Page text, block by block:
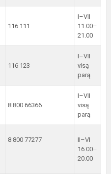
116 111
I–VII
11.00–
21.00
116 123
I–VII
visą
parą
8 800 66366
I–VII
visą
parą
8 800 77277
II–VI
16.00–
20.00